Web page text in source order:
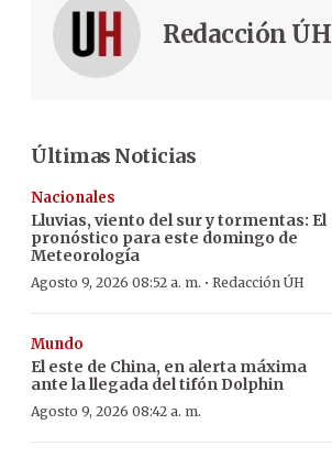
Redacción ÚH
Últimas Noticias
Nacionales
Lluvias, viento del sur y tormentas: El
pronóstico para este domingo de
Meteorología
Agosto 9, 2026 08:52 a. m. · Redacción ÚH
Mundo
El este de China, en alerta máxima
ante la llegada del tifón Dolphin
Agosto 9, 2026 08:42 a. m.